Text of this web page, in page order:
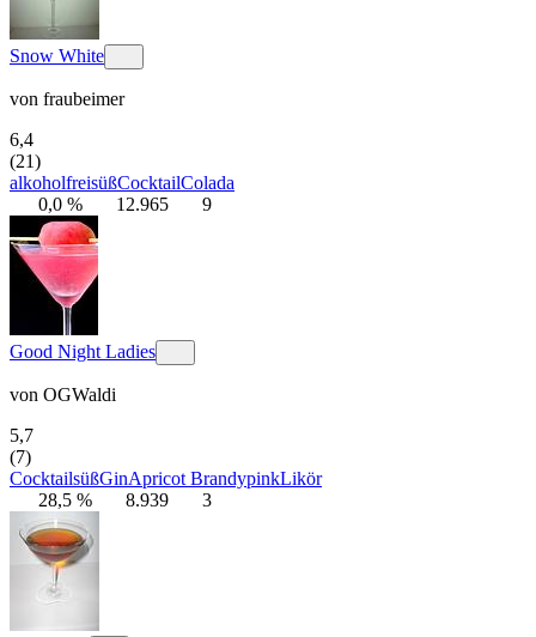
Snow White
von fraubeimer
6,4
(21)
alkoholfreisüßCocktailColada
0,0 %
12.965 9
Good Night Ladies
von OGWaldi
5,7
(7)
CocktailsüßGinApricot BrandypinkLikör
28,5 %
8.939 3